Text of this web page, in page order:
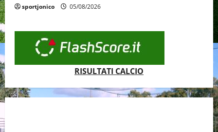
sportjonico 05/08/2026
RISULTATI CALCIO